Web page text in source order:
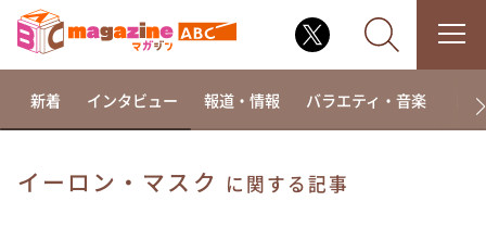
新着 インタビュー 報道・情報 バラエティ・音楽 ド
イーロン・マスク に関する記事